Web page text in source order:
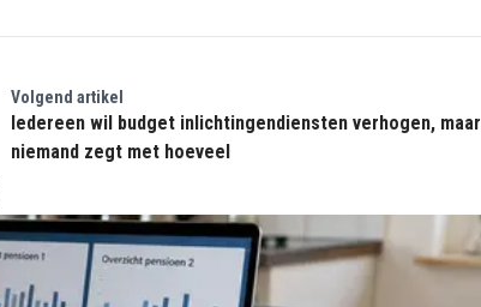
Volgend artikel
Iedereen wil budget inlichtingendiensten verhogen, maar
niemand zegt met hoeveel